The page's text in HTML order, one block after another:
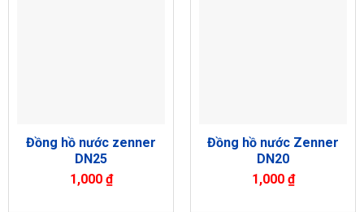
Đồng hồ nước zenner
DN25
1,000 ₫
Đồng hồ nước Zenner
DN20
1,000 ₫